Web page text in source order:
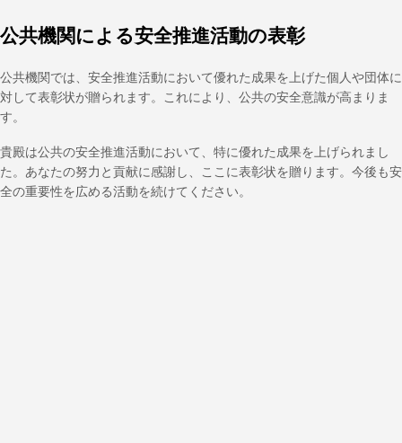
公共機関による安全推進活動の表彰
公共機関では、安全推進活動において優れた成果を上げた個人や団体に
対して表彰状が贈られます。これにより、公共の安全意識が高まりま
す。
貴殿は公共の安全推進活動において、特に優れた成果を上げられまし
た。あなたの努力と貢献に感謝し、ここに表彰状を贈ります。今後も安
全の重要性を広める活動を続けてください。